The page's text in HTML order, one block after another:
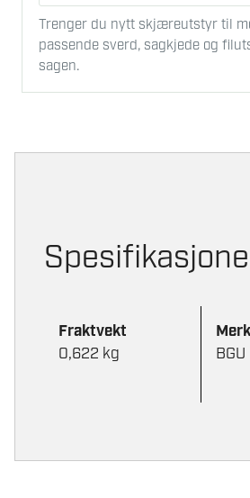
Trenger du nytt skjæreutstyr til
passende sverd, sagkjede og
sagen.
Fraktvekt
0,622 kg
BGU